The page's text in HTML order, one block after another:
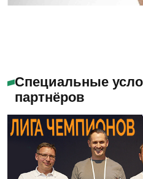
Специальные
партнёров